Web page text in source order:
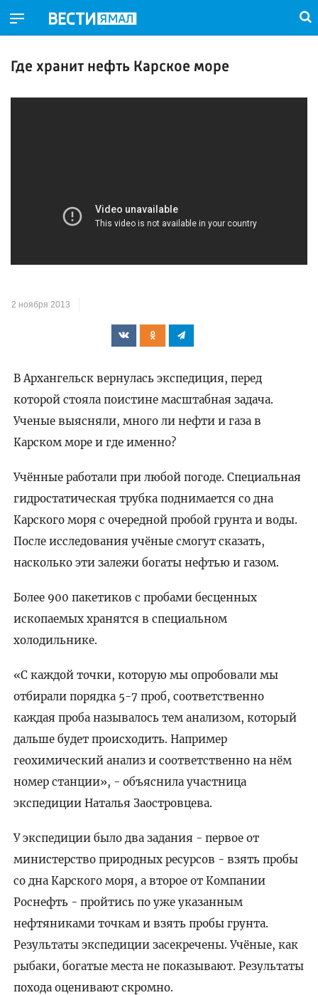
Где хранит нефть Карское море
2 ноября 2013
В Архангельск вернулась экспедиция, перед
которой стояла поистине масштабная задача.
Ученые выясняли, много ли нефти и газа в
Карском море и где именно?
Учённые работали при любой погоде. Специальная
гидростатическая трубка поднимается со дна
Карского моря с очередной пробой грунта и воды.
После исследования учёные смогут сказать,
насколько эти залежи богаты нефтью и газом.
Более 900 пакетиков с пробами бесценных
ископаемых хранятся в специальном
холодильнике.
«С каждой точки, которую мы опробовали мы
отбирали порядка 5-7 проб, соответственно
каждая проба называлось тем анализом, который
дальше будет происходить. Например
геохимический анализ и соответственно на нём
номер станции», - объяснила участница
экспедиции Наталья Заостровцева.
У экспедиции было два задания - первое от
министерство природных ресурсов - взять пробы
со дна Карского моря, а второе от Компании
Роснефть - пройтись по уже указанным
нефтяниками точкам и взять пробы грунта.
Результаты экспедиции засекречены. Учёные, как
рыбаки, богатые места не показывают. Результаты
похода оценивают скромно.